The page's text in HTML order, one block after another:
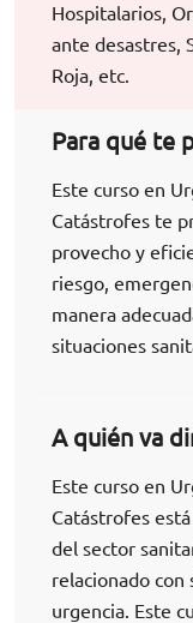
Hospitalarios,
ante desastres,
Roja, etc.
Para qué te
Este curso en
Catástrofes te
provecho y
riesgo,
manera
situaciones
A quién va
Este curso en
Catástrofes
del sector
relacionado con
urgencia. Este